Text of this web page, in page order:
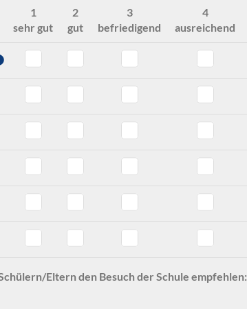
1
sehr gut
2
gut
3
befriedigend
4
ausreichend
- Note 6
5 - Note 6
- Note 6
- Note 6
- Note 6
- Note 6
Eltern den Besuch der Schule empfehlen: